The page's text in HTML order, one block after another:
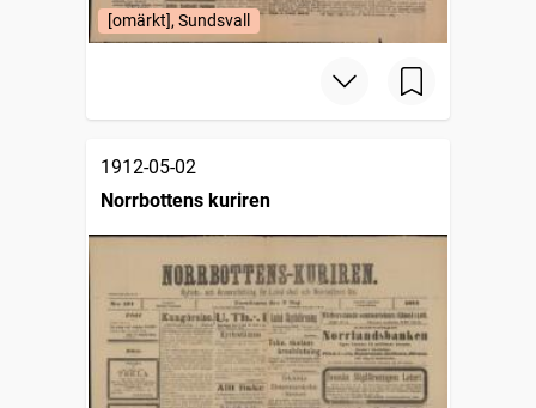
[omärkt], Sundsvall
1912-05-02
Norrbottens kuriren